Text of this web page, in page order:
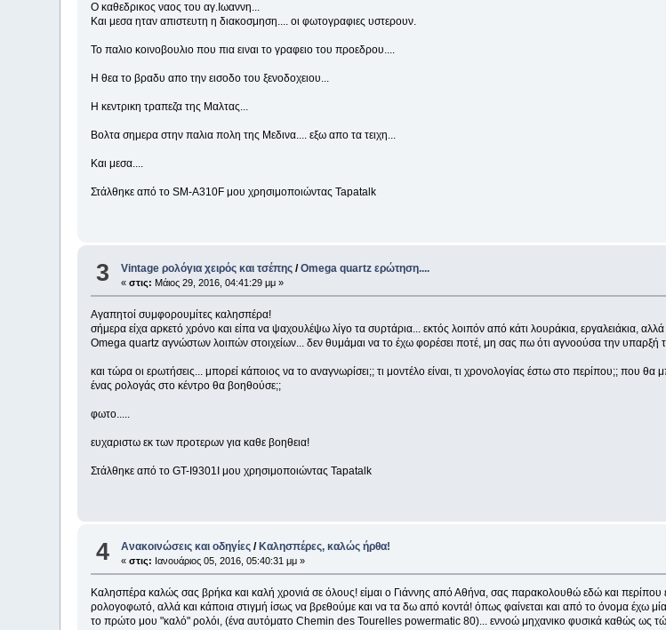
Ο καθεδρικος ναος του αγ.Ιωαννη...
Και μεσα ηταν απιστευτη η διακοσμηση.... οι φωτογραφιες υστερουν.
Το παλιο κοινοβουλιο που πια ειναι το γραφειο του προεδρου....
Η θεα το βραδυ απο την εισοδο του ξενοδοχειου...
Η κεντρικη τραπεζα της Μαλτας...
Βολτα σημερα στην παλια πολη της Μεδινα.... εξω απο τα τειχη...
Και μεσα....
Στάλθηκε από το SM-A310F μου χρησιμοποιώντας Tapatalk
3 Vintage ρολόγια χειρός και τσέπης /Omega quartz ερώτηση....
«στις: Μάιος 29, 2016, 04:41:29 μμ »
Αγαπητοί συμφορουμίτες καλησπέρα!
σήμερα είχα αρκετό χρόνο και είπα να ψαχουλέψω λίγο τα συρτάρια... εκτός λοιπόν από κάτι λουράκια, εργαλειάκια,
Omega quartz αγνώστων λοιπών στοιχείων... δεν θυμάμαι να το έχω φορέσει ποτέ, μη σας πω ότι αγνοούσα την υπαρξή
και τώρα οι ερωτήσεις... μπορεί κάποιος να το αναγνωρίσει;; τι μοντέλο είναι, τι χρονολογίας έστω στο περίπου;; που
ένας ρολογάς στο κέντρο θα βοηθούσε;;
φωτο.....
ευχαριστω εκ των προτερων για καθε βοηθεια!
Στάλθηκε από το GT-I9301I μου χρησιμοποιώντας Tapatalk
4 Ανακοινώσεις και οδηγίες / Καλησπέρες, καλώς ήρθα!
«στις: Ιανουάριος 05, 2016, 05:40:31 μμ »
Καλησπέρα καλώς σας βρήκα και καλή χρονιά σε όλους! είμαι ο Γιάννης από Αθήνα, σας παρακολουθώ εδώ και
ρολογοφωτό, αλλά και κάποια στιγμή ίσως να βρεθούμε και να τα δω από κοντά! όπως φαίνεται και από το όνομα έχω
το πρώτο μου "καλό" ρολόι, (ένα αυτόματο Chemin des Tourelles powermatic 80)... εννοώ μηχανικο φυσικά καθώς ως